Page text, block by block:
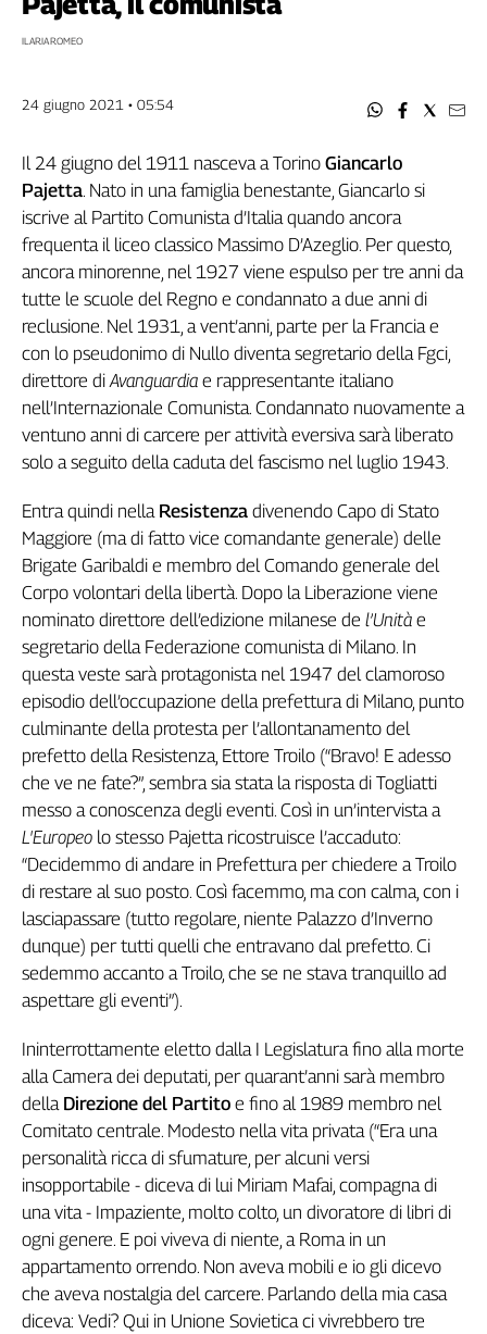
Filcams
Filctem
Filt
Fisac
Flai
Flc
Fp
Nidil
Slc
Spi
Inca
Caaf
Speciali
G8
Genova,
il
sangue
della
ragione
120
anni
Cgil
Collettiva
Academy
Collettiva
Play
Rubriche
Collettiva
Talk
La
settimana
Collettiva
Girasoli
Il
Linea
Economica
Tech
It
Easy
Inserti
Idea
Diffusa
InFlai
ILARIA ROMEO
24 giugno 2021 • 05:54
Il 24 giugno del 1911 nasceva a Torino Giancarlo
Pajetta. Nato in una famiglia benestante, Giancarlo si
iscrive al Partito Comunista d’Italia quando ancora
frequenta il liceo classico Massimo D’Azeglio. Per questo,
ancora minorenne, nel 1927 viene espulso per tre anni da
tutte le scuole del Regno e condannato a due anni di
reclusione. Nel 1931, a vent’anni, parte per la Francia e
con lo pseudonimo di Nullo diventa segretario della Fgci,
direttore diAvanguardia e rappresentante italiano
nell’Internazionale Comunista. Condannato nuovamente a
ventuno anni di carcere per attività eversiva sarà liberato
solo a seguito della caduta del fascismo nel luglio 1943.
Entra quindi nella Resistenza divenendo Capo di Stato
Maggiore (ma di fatto vice comandante generale) delle
Brigate Garibaldi e membro del Comando generale del
Corpo volontari della libertà. Dopo la Liberazione viene
nominato direttore dell’edizione milanese de l’Unità e
segretario della Federazione comunista di Milano. In
questa veste sarà protagonista nel 1947 del clamoroso
episodio dell’occupazione della prefettura di Milano, punto
culminante della protesta per l’allontanamento del
prefetto della Resistenza, Ettore Troilo (“Bravo! E adesso
che ve ne fate?”, sembra sia stata la risposta di Togliatti
messo a conoscenza degli eventi. Così in un’intervista a
L'Europeo lo stesso Pajetta ricostruisce l’accaduto:
“Decidemmo di andare in Prefettura per chiedere a Troilo
di restare al suo posto. Così facemmo, ma con calma, con i
lasciapassare (tutto regolare, niente Palazzo d’Inverno
dunque) per tutti quelli che entravano dal prefetto. Ci
sedemmo accanto a Troilo, che se ne stava tranquillo ad
aspettare gli eventi”).
Ininterrottamente eletto dalla I Legislatura fino alla morte
alla Camera dei deputati, per quarant’anni sarà membro
della Direzione del Partito e fino al 1989 membro nel
Comitato centrale. Modesto nella vita privata (“Era una
personalità ricca di sfumature, per alcuni versi
insopportabile - diceva di lui Miriam Mafai, compagna di
una vita - Impaziente, molto colto, un divoratore di libri di
ogni genere. E poi viveva di niente, a Roma in un
appartamento orrendo. Non aveva mobili e io gli dicevo
che aveva nostalgia del carcere. Parlando della mia casa
diceva: Vedi? Qui in Unione Sovietica ci vivrebbero tre